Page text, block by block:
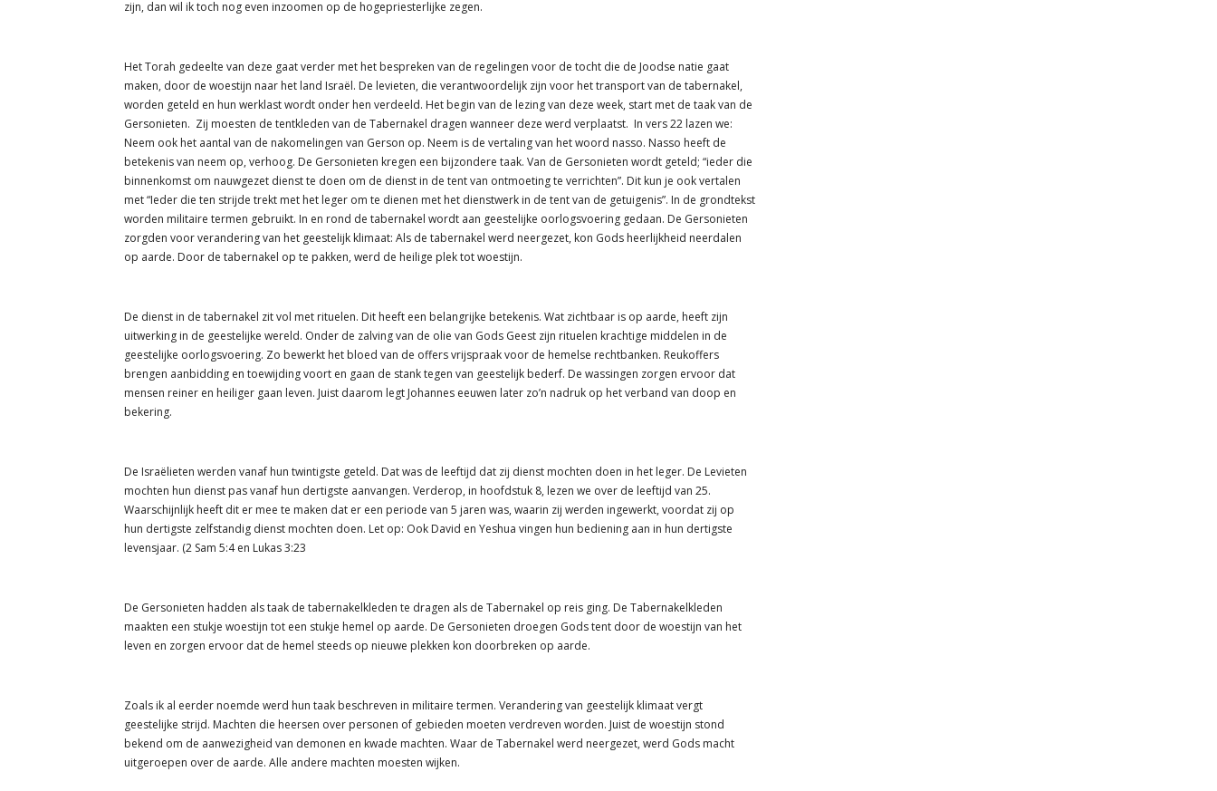
zijn, dan wil ik toch nog even inzoomen op de hogepriesterlijke zegen.
Het Torah gedeelte van deze gaat verder met het bespreken van de regelingen voor de tocht die de Joodse natie gaat
maken, door de woestijn naar het land Israël. De levieten, die verantwoordelijk zijn voor het transport van de tabernakel,
worden geteld en hun werklast wordt onder hen verdeeld. Het begin van de lezing van deze week, start met de taak van de
Gersonieten. Zij moesten de tentkleden van de Tabernakel dragen wanneer deze werd verplaatst. In vers 22 lazen we:
Neem ook het aantal van de nakomelingen van Gerson op. Neem is de vertaling van het woord nasso. Nasso heeft de
betekenis van neem op, verhoog. De Gersonieten kregen een bijzondere taak. Van de Gersonieten wordt geteld; “ieder die
binnenkomst om nauwgezet dienst te doen om de dienst in de tent van ontmoeting te verrichten”. Dit kun je ook vertalen
met “Ieder die ten strijde trekt met het leger om te dienen met het dienstwerk in de tent van de getuigenis”. In de grondtekst
worden militaire termen gebruikt. In en rond de tabernakel wordt aan geestelijke oorlogsvoering gedaan. De Gersonieten
zorgden voor verandering van het geestelijk klimaat: Als de tabernakel werd neergezet, kon Gods heerlijkheid neerdalen
op aarde. Door de tabernakel op te pakken, werd de heilige plek tot woestijn.
De dienst in de tabernakel zit vol met rituelen. Dit heeft een belangrijke betekenis. Wat zichtbaar is op aarde, heeft zijn
uitwerking in de geestelijke wereld. Onder de zalving van de olie van Gods Geest zijn rituelen krachtige middelen in de
geestelijke oorlogsvoering. Zo bewerkt het bloed van de offers vrijspraak voor de hemelse rechtbanken. Reukoffers
brengen aanbidding en toewijding voort en gaan de stank tegen van geestelijk bederf. De wassingen zorgen ervoor dat
mensen reiner en heiliger gaan leven. Juist daarom legt Johannes eeuwen later zo’n nadruk op het verband van doop en
bekering.
De Israëlieten werden vanaf hun twintigste geteld. Dat was de leeftijd dat zij dienst mochten doen in het leger. De Levieten
mochten hun dienst pas vanaf hun dertigste aanvangen. Verderop, in hoofdstuk 8, lezen we over de leeftijd van 25.
Waarschijnlijk heeft dit er mee te maken dat er een periode van 5 jaren was, waarin zij werden ingewerkt, voordat zij op
hun dertigste zelfstandig dienst mochten doen. Let op: Ook David en Yeshua vingen hun bediening aan in hun dertigste
levensjaar. (2 Sam 5:4 en Lukas 3:23
De Gersonieten hadden als taak de tabernakelkleden te dragen als de Tabernakel op reis ging. De Tabernakelkleden
maakten een stukje woestijn tot een stukje hemel op aarde. De Gersonieten droegen Gods tent door de woestijn van het
leven en zorgen ervoor dat de hemel steeds op nieuwe plekken kon doorbreken op aarde.
Zoals ik al eerder noemde werd hun taak beschreven in militaire termen. Verandering van geestelijk klimaat vergt
geestelijke strijd. Machten die heersen over personen of gebieden moeten verdreven worden. Juist de woestijn stond
bekend om de aanwezigheid van demonen en kwade machten. Waar de Tabernakel werd neergezet, werd Gods macht
uitgeroepen over de aarde. Alle andere machten moesten wijken.